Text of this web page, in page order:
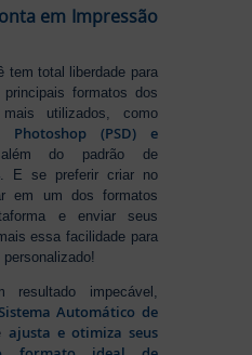
em Impressão
tem total liberdade para
formatos dos
utilizados, como
Photoshop (PSD) e
do padrão de
. E se preferir criar no
em um dos formatos
e enviar seus
essa facilidade para
resultado impecável,
Sistema Automático de
ajusta e otimiza seus